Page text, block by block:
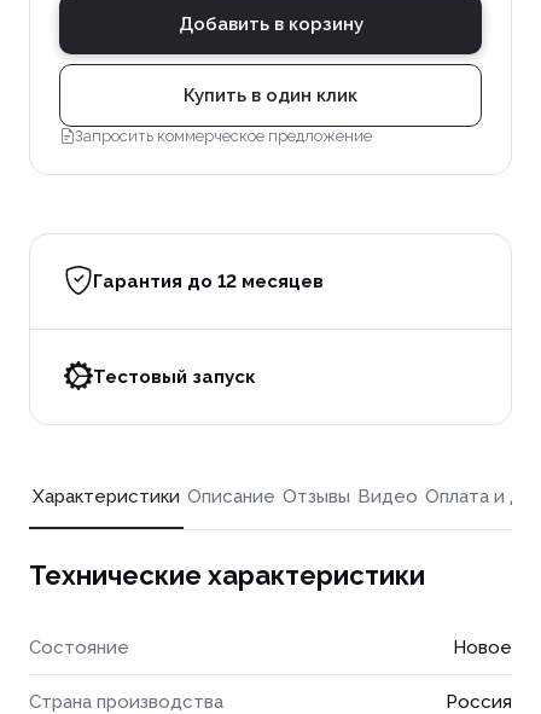
Добавить в корзину
Купить в один клик
Запросить коммерческое предложение
Гарантия до 12 месяцев
Тестовый запуск
Характеристики Описание Отзывы Видео Оплата и
Технические характеристики
Состояние Новое
Страна производства Россия